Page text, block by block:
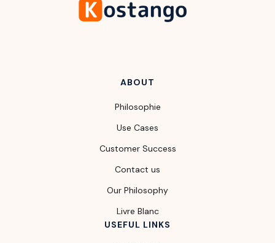
ABOUT
Philosophie
Use Cases
Customer Success
Contact us
Our Philosophy
Livre Blanc
USEFUL LINKS